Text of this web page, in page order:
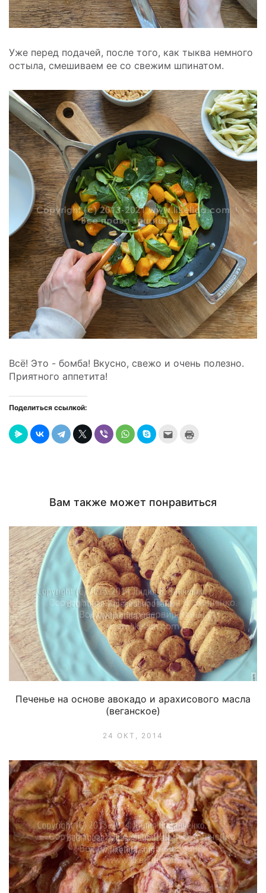
Уже перед подачей, после того, как тыква немного
остыла, смешиваем ее со свежим шпинатом.
Всё! Это - бомба! Вкусно, свежо и очень полезно.
Приятного аппетита!
Поделиться ссылкой:
Послать
Вам также может понравиться
Печенье на основе авокадо и арахисового масла
(веганское)
24 ОКТ, 2014